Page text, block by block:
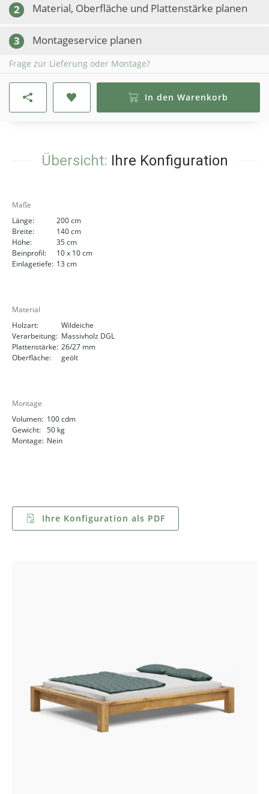
2 Material, Oberfläche und Plattenstärke planen
3 Montageservice planen
Frage zur Lieferung oder Montage?
In den Warenkorb
Übersicht: Ihre Konfiguration
Maße
Länge:
200 cm
Breite:
140 cm
Höhe:
35 cm
Beinprofil:
10 x 10 cm
Einlagetiefe: 13 cm
Material
Holzart:
Wildeiche
Verarbeitung: Massivholz DGL
Plattenstärke: 26/27 mm
Oberfläche:
geölt
Montage
Volumen: 100 cdm
Gewicht: 50 kg
Montage: Nein
Ihre Konfiguration als PDF